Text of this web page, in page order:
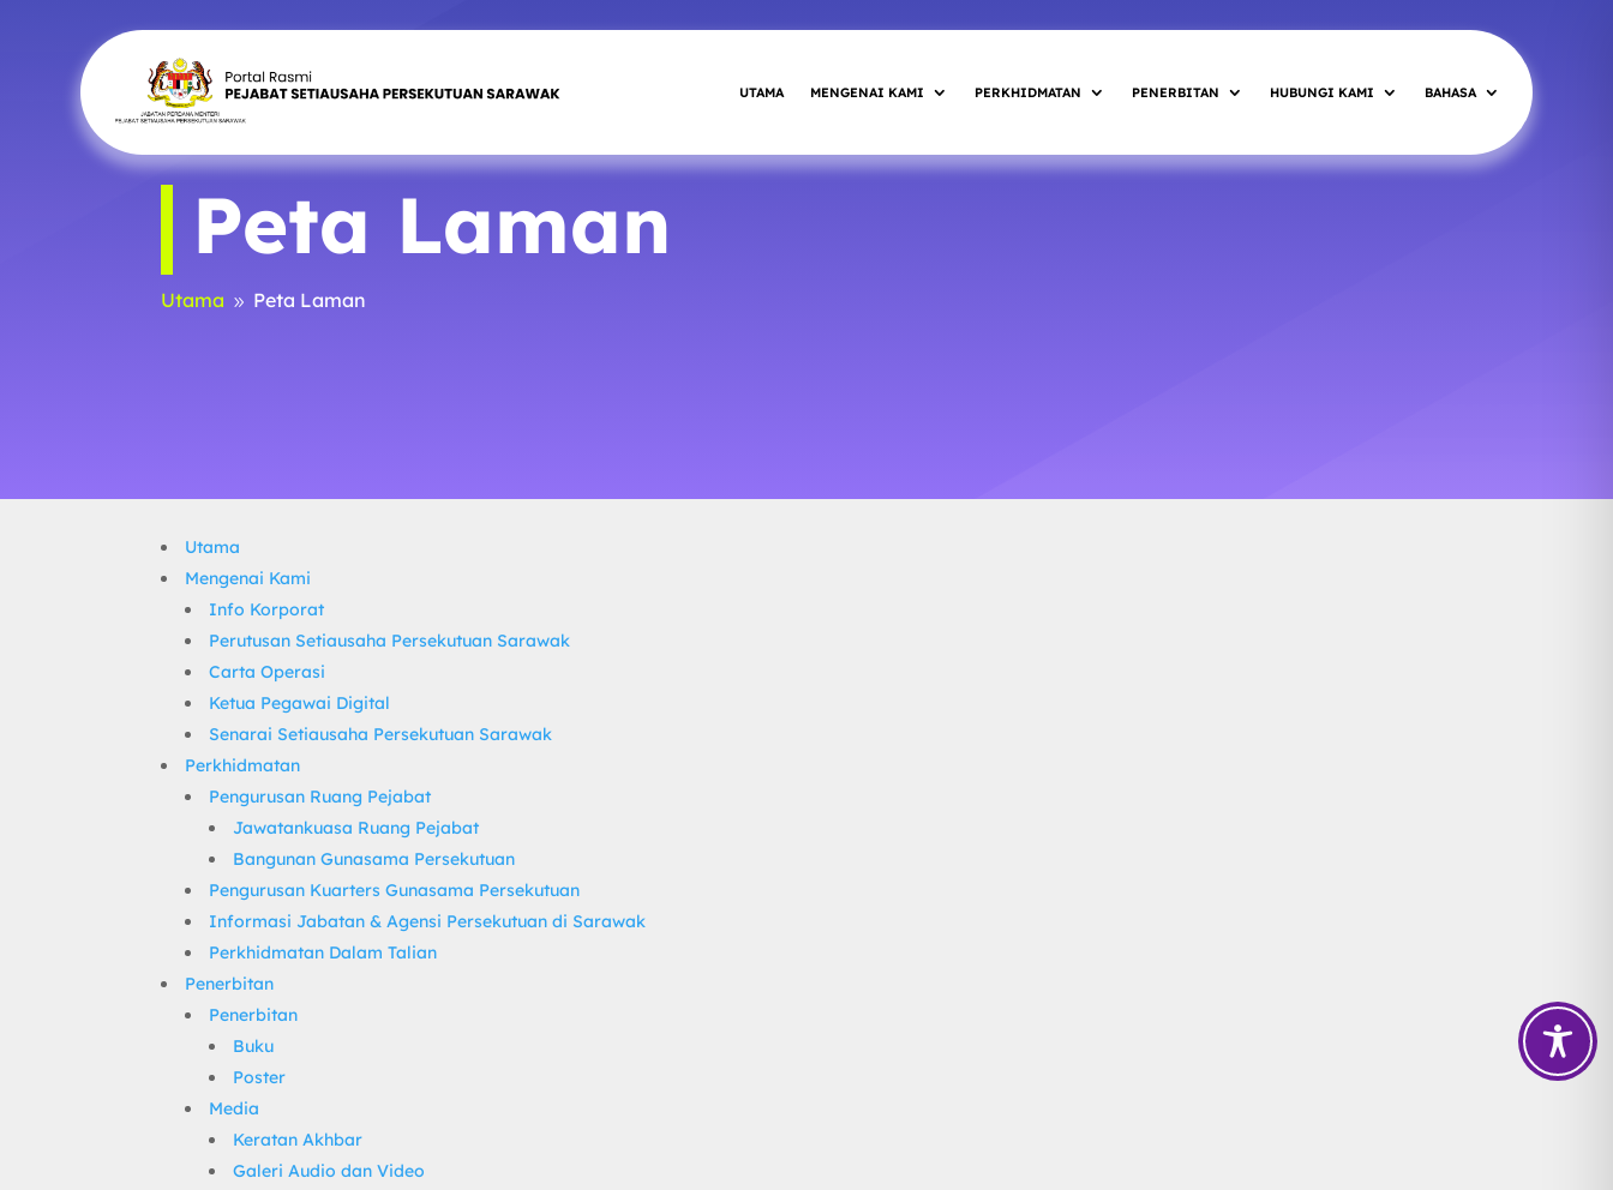
UTAMA MENGENAI KAMI PERKHIDMATAN PENERBITAN HUBUNGI KAMI BAHASA
Peta Laman
Utama 9 Peta Laman
Utama
Mengenai Kami
Info Korporat
Perutusan Setiausaha Persekutuan Sarawak
Carta Operasi
Ketua Pegawai Digital
Senarai Setiausaha Persekutuan Sarawak
Perkhidmatan
Pengurusan Ruang Pejabat
Jawatankuasa Ruang Pejabat
Bangunan Gunasama Persekutuan
Pengurusan Kuarters Gunasama Persekutuan
Informasi Jabatan & Agensi Persekutuan di Sarawak
Perkhidmatan Dalam Talian
Penerbitan
Penerbitan
Buku
Poster
Media
Keratan Akhbar
Galeri Audio dan Video